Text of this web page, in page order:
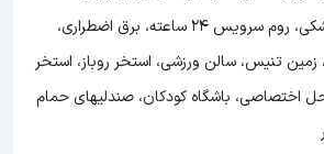
کافی شاپ، خدمات پزشکی، روم سرویس 24 ساعته، برق اضطراری،
تنیس‌، سالن ورزشی، استخر روباز، استخر
اختصاصی، باشگاه کودکان، صندلیهای حمام